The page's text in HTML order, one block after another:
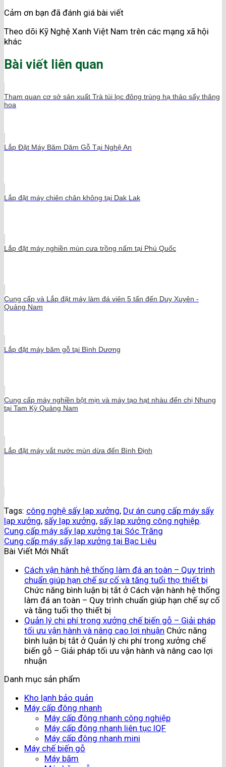
Cảm ơn bạn đã đánh giá bài viết
Theo dõi Kỹ Nghệ Xanh Việt Nam trên các mạng xã hội
khác
Bài viết liên quan
Tham quan cơ sở sản xuất Trà túi lọc đông trùng hạ thảo sấy thăng
hoa
Lắp Đặt Máy Băm Dăm Gỗ Tại Nghệ An
Lắp đặt máy chiên chân không tại Dak Lak
Lắp đặt máy nghiền mùn cưa trồng nấm tại Phú Quốc
Cung cấp và Lắp đặt máy làm đá viên 5 tấn đến Duy Xuyên -
Quảng Nam
Lắp đặt máy băm gỗ tại Bình Dương
Cung cấp máy nghiền bột mịn và máy tạo hạt nhàu đến chị Nhung
tại Tam Kỳ Quảng Nam
Lắp đặt máy vắt nước mùn dừa đến Bình Định
Tags: công nghệ sấy lạp xưởng, Dự án cung cấp máy sấy
lạp xưởng, sấy lạp xưởng, sấy lạp xưởng công nghiệp.
Cung cấp máy sấy lạp xưởng tại Sóc Trăng
Cung cấp máy sấy lạp xưởng tại Bạc Liêu
Bài Viết Mới Nhất
Cách vận hành hệ thống làm đá an toàn – Quy trình
chuẩn giúp hạn chế sự cố và tăng tuổi thọ thiết bị
Chức năng bình luận bị tắt ở Cách vận hành hệ thống
làm đá an toàn – Quy trình chuẩn giúp hạn chế sự cố
và tăng tuổi thọ thiết bị
Quản lý chi phí trong xưởng chế biến gỗ – Giải pháp
tối ưu vận hành và nâng cao lợi nhuận Chức năng
bình luận bị tắt ở Quản lý chi phí trong xưởng chế
biến gỗ – Giải pháp tối ưu vận hành và nâng cao lợi
nhuận
Danh mục sản phẩm
Kho lạnh bảo quản
Máy cấp đông nhanh
Máy cấp đông nhanh công nghiệp
Máy cấp đông nhanh liên tục IQF
Máy cấp đông nhanh mini
Máy chế biến gỗ
Máy băm